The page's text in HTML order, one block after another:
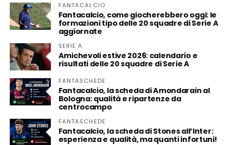
FANTACALCIO
Fantacalcio, come giocherebbero oggi: le
formazioni tipo delle 20 squadre di Serie A
aggiornate
SERIE A
Amichevoli estive 2026: calendario e
risultati delle 20 squadre di Serie A
FANTASCHEDE
Fantacalcio, la scheda di Amondarain al
Bologna: qualità e ripartenze da
centrocampo
FANTASCHEDE
Fantacalcio, la scheda di Stones all’Inter:
esperienza e qualità, ma quanti infortuni!